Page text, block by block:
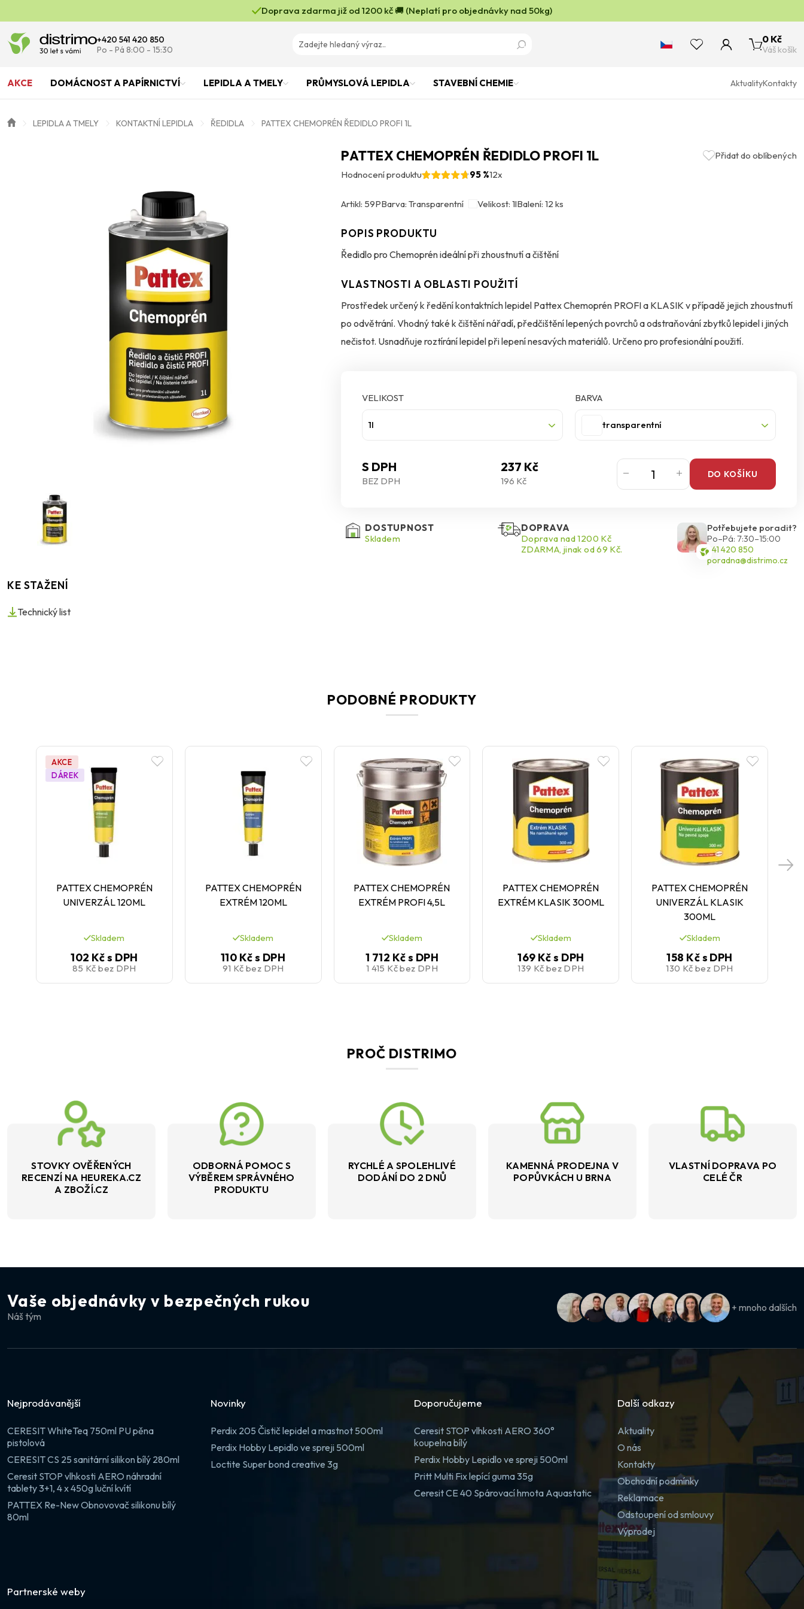
Doprava zdarma již od 1200 kč 🚚 (Neplatí pro objednávky nad 50kg)
+420 541 420 850
Po - Pá 8:00 - 15:30
0 Kč
Váš košík
AKCE DOMÁCNOST A PAPÍRNICTVÍ LEPIDLA A TMELY PRŮMYSLOVÁ LEPIDLA STAVEBNÍ CHEMIE AktualityKontakty
LEPIDLA A TMELY KONTAKTNÍ LEPIDLA ŘEDIDLA PATTEX CHEMOPRÉN ŘEDIDLO PROFI 1L
PATTEX CHEMOPRÉN ŘEDIDLO PROFI 1L
Přidat do oblíbených
Hodnocení produktu
95 %12x
Artikl: 59PBarva: Transparentní Velikost: 1lBalení: 12 ks
KE STAŽENÍ
Technický list
POPIS PRODUKTU
Ředidlo pro Chemoprén ideální při zhoustnutí a čištění
VLASTNOSTI A OBLASTI POUŽITÍ
Prostředek určený k ředění kontaktních lepidel Pattex Chemoprén PROFI a KLASIK v případě jejich zhoustnutí
po odvětrání. Vhodný také k čištění nářadí, předčištění lepených povrchů a odstraňování zbytků lepidel i jiných
nečistot. Usnadňuje roztírání lepidel při lepení nesavých materiálů. Určeno pro profesionální použití.
VELIKOST
1l
BARVA
transparentní
S DPH 237 Kč
BEZ DPH 196 Kč
DO KOŠÍKU
DOSTUPNOST
Skladem
DOPRAVA
Doprava nad 1200 Kč
ZDARMA, jinak od 69 Kč.
Potřebujete poradit?
Po–Pá: 7:30–15:00
541 420 850
poradna@distrimo.cz
PODOBNÉ PRODUKTY
AKCE
DÁREK
PATTEX CHEMOPRÉN
UNIVERZÁL 120ML
Skladem
102 Kčs DPH
85 Kčbez DPH
PATTEX CHEMOPRÉN
EXTRÉM 120ML
Skladem
110 Kčs DPH
91 Kč bez DPH
PATTEX CHEMOPRÉN
EXTRÉM PROFI 4,5L
Skladem
1 712 Kčs DPH
1 415 Kčbez DPH
PATTEX CHEMOPRÉN
EXTRÉM KLASIK 300ML
Skladem
169 Kčs DPH
139 Kč bez DPH
PATTEX CHEMOPRÉN
UNIVERZÁL KLASIK
300ML
Skladem
158 Kčs DPH
130 Kčbez DPH
PROČ DISTRIMO
STOVKY OVĚŘENÝCH
RECENZÍ NA HEUREKA.CZ
A ZBOŽÍ.CZ
ODBORNÁ POMOC S
VÝBĚREM SPRÁVNÉHO
PRODUKTU
RYCHLÉ A SPOLEHLIVÉ
DODÁNÍ DO 2 DNŮ
KAMENNÁ PRODEJNA V
POPŮVKÁCH U BRNA
VLASTNÍ DOPRAVA PO
CELÉ ČR
Vaše objednávky v bezpečných rukou
Náš tým
+ mnoho dalších
Nejprodávanější
CERESIT WhiteTeq 750ml PU pěna
pistolová
CERESIT CS 25 sanitární silikon bílý 280ml
Ceresit STOP vlhkosti AERO náhradní
tablety 3+1, 4 x 450g luční kvítí
PATTEX Re-New Obnovovač silikonu bílý
80ml
Novinky
Perdix 205 Čistič lepidel a mastnot 500ml
Perdix Hobby Lepidlo ve spreji 500ml
Loctite Super bond creative 3g
Doporučujeme
Ceresit STOP vlhkosti AERO 360°
koupelna bílý
Perdix Hobby Lepidlo ve spreji 500ml
Pritt Multi Fix lepící guma 35g
Ceresit CE 40 Spárovací hmota Aquastatic
Další odkazy
Aktuality
O nás
Kontakty
Obchodní podmínky
Reklamace
Odstoupení od smlouvy
Výprodej
Partnerské weby